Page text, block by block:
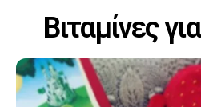
Βιταμίνες